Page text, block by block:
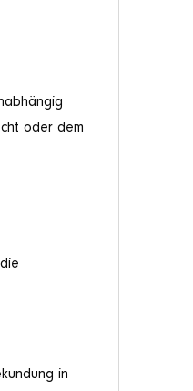
oder dem
in